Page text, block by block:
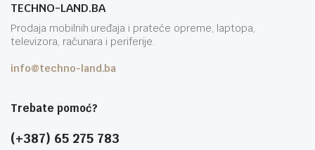
TECHNO-LAND.BA
Prodaja mobilnih uređaja i prateće opreme, laptopa,
televizora, računara i periferije.
info@techno-land.ba
Trebate pomoć?
(+387) 65 275 783